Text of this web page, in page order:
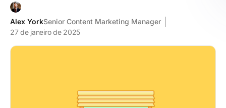
Alex YorkSenior Content Marketing Manager
27 de janeiro de 2025